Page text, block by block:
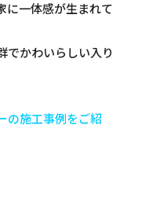
に一体感が生まれて
でかわいらしい入り
の施工事例をご紹